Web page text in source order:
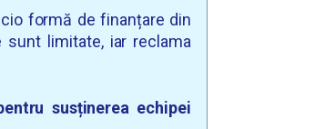
formă de finanțare din
sunt limitate, iar reclama
susținerea echipei